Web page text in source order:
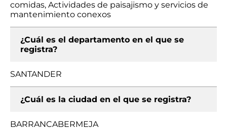
comidas, Actividades de paisajismo y servicios de
mantenimiento conexos
¿Cuál es el departamento en el que se
registra?
SANTANDER
¿Cuál es la ciudad en el que se registra?
BARRANCABERMEJA